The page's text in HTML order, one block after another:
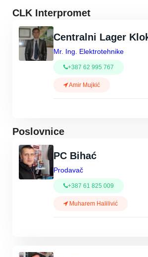
CLK Interpromet
Centralni Lager
Mr. Ing. Elektrotehnike
+387 62 995 767
Amir Mujkić
Poslovnice
PC Bihać
Prodavač
+387 61 825 009
Muharem Halilivić